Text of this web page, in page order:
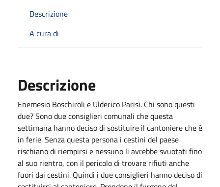
Descrizione
A cura di
Descrizione
Enemesio Boschiroli e Ulderico Parisi. Chi sono questi
due? Sono due consiglieri comunali che questa
settimana hanno deciso di sostituire il cantoniere che è
in ferie. Senza questa persona i cestini del paese
rischiano di riempirsi e nessuno li avrebbe svuotati fino
al suo rientro, con il pericolo di trovare rifiuti anche
fuori dai cestini. Quindi i due consiglieri hanno deciso di